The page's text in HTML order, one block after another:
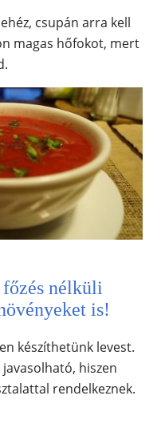
csupán arra kell
magas hőfokot, mert
főzés nélküli
is!
készíthetünk levest.
hiszen
rendelkeznek.